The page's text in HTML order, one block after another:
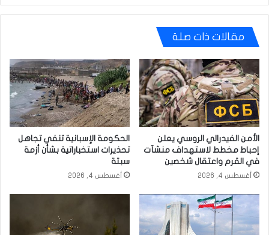
مقالات ذات صلة
الأمن الفيدرالي الروسي يعلن
إحباط مخطط لاستهداف منشآت
في القرم واعتقال شخصين
أغسطس 4, 2026
الحكومة الإسبانية تنفي تجاهل
تحذيرات استخباراتية بشأن أزمة
سبتة
أغسطس 4, 2026